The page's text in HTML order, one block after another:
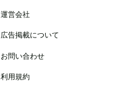
運営会社
広告掲載について
お問い合わせ
利用規約